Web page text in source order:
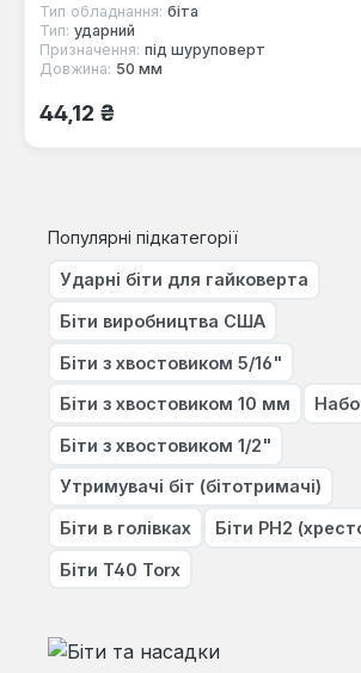
Тип обладнання: біта
Тип: ударний
Призначення: під шуруповерт
Довжина: 50 мм
Звичайна ціна:
44,12 ₴
Популярні підкатегорії
Ударні біти для гайковерта
Біти виробництва США
Біти з хвостовиком 5/16"
Біти з хвостовиком 10 мм
Біти з хвостовиком 1/2"
Утримувачі біт (бітотримачі)
Біти в голівках Біти PH2
Біти T40 Torx